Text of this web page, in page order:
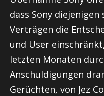
dass Sony
Verträgen die
und User
letzten Monaten
Anschuldigungen
Gerüchten, von Jez